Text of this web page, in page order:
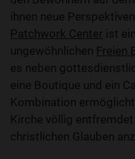
ihnen neue
Patchwork Center ist
ungewöhnlichen Freien
es neben
eine Boutique und ein
Kombination
Kirche völlig
christlichen Glauben